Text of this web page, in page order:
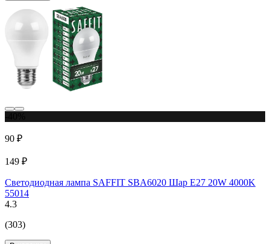
90 ₽
149 ₽
Светодиодная лампа SAFFIT SBA6020 Шар E27 20W 4000K
55014
4.3
(303)